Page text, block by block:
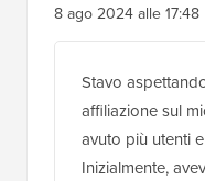
8 ago 2024 alle 17:48
Stavo
affiliazione sul
avuto più utenti
Inizialmente,